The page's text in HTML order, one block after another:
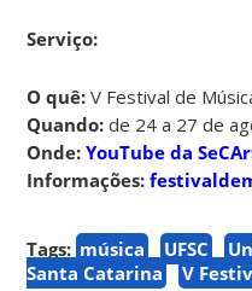
Serviço:
O quê: V Festival de
Quando: de 24 a 27 de
Onde:YouTube da
Informações:
Tags: música UFSC
Santa Catarina
V